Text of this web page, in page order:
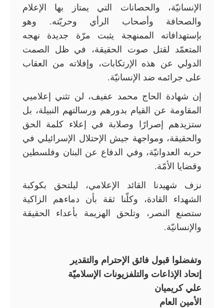
الإنسانيّة، والحصانات التي يمتاز بها الإعلام
والصحافة وأصحاب الرأي وحريّته. وهو
بإستهدافاته الممنهجة يثبت مرّة جديدة نهجه
المتعمّد لقتل صوت الحقيقة، في ظل الصمت
الدولي عن هذه الإرتكابات، وإفلاته من العقاب
على جرائمه ضد الإنسانيّة.
إن شهادة الحاج محمد عفيف، لن تثني إعلاميي
المقاومة عن القيام بدورهم ورسالتهم النبيلة، بل
ستزيدهم إصرارًا وصلابة في إعلاء كلمة الحق
والحقيقة، ومواجهة جيش الإحتلال الإسرائيلي في
حربه العدوانيّة، وفي الدفاع عن البنان وفلسطين
وقضايا الأمّة.
نزف شهيدنا القائد الإعلامي، ليلتحق بكوكبة
الشهداء القادة، وكلّنا ثقة بأن دماءهم الزاكية
ستصنع النصر، وتلحق الهزيمة بأعداء الحقيقة
والإنسانيّة.
وتفضلوا قبول فائق الإحترام والتقدير
إتحاد الإذاعات والتلفزيونات الإسلاميّة
علي كريميان
الأمين العام